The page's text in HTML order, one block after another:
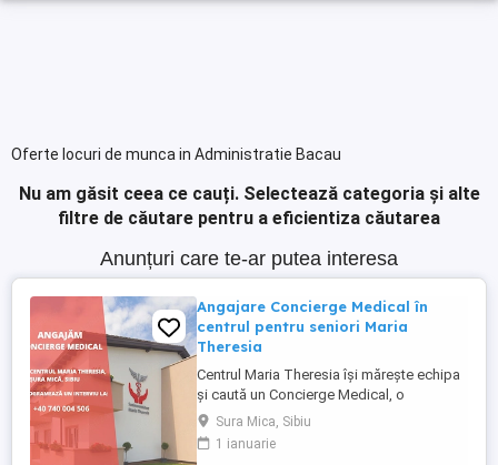
Oferte locuri de munca in Administratie Bacau
Nu am găsit ceea ce cauți. Selectează categoria și alte
filtre de căutare pentru a eficientiza căutarea
Anunțuri care te-ar putea interesa
Angajare Concierge Medical în
centrul pentru seniori Maria
Theresia
Centrul Maria Theresia își mărește echipa
și caută un Concierge Medical, o
persoană organizată, empatică și
comunicativă, care să fie primul punct de
contact pentru pacienți și aparținători.
Sura Mica, Sibiu
1 ianuarie